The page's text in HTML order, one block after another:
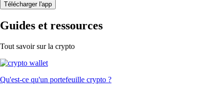
Télécharger l'app
Guides et ressources
Tout savoir sur la crypto
Qu'est-ce qu'un portefeuille crypto ?